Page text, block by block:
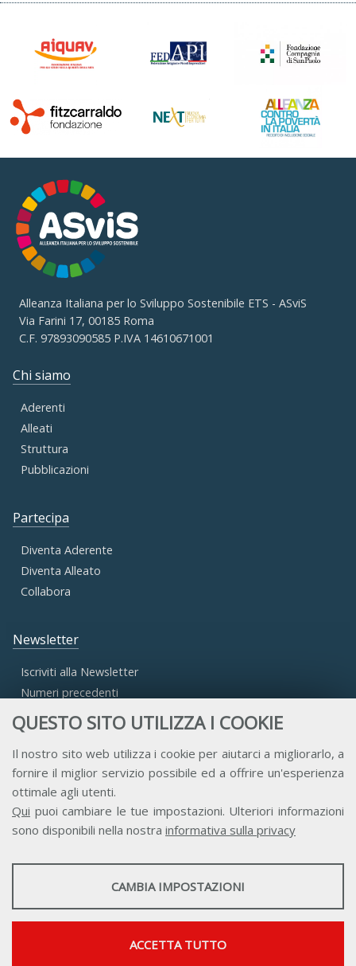
QUESTO SITO UTILIZZA I COOKIE
Il nostro sito web utilizza i cookie per aiutarci a migliorarlo, a
fornire il miglior servizio possibile ed a offrire un'esperienza
ottimale agli utenti.
Qui puoi cambiare le tue impostazioni. Ulteriori informazioni
sono disponibili nella nostra informativa sulla privacy
STATISTICHE
Mostra maggiori informazioni
CAMBIA IMPOSTAZIONI
ACCETTA TUTTO
Alleanza Italiana per lo Sviluppo Sostenibile ETS - ASviS
Via Farini 17, 00185 Roma
C.F. 97893090585 P.IVA 14610671001
Chi siamo
Aderenti
Alleati
Struttura
Pubblicazioni
Partecipa
Diventa Aderente
Diventa Alleato
Collabora
Newsletter
Iscriviti alla Newsletter
Numeri precedenti
Accesso Aderenti
Accesso Consulta
Accesso Team
Contatti Privacy Trasparenza Credits